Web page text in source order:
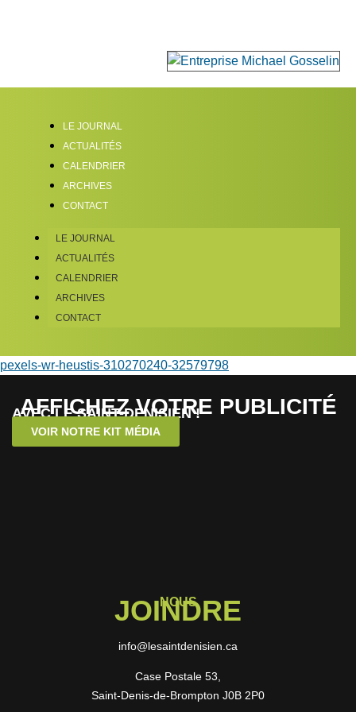
LE JOURNAL
ACTUALITÉS
CALENDRIER
ARCHIVES
CONTACT
LE JOURNAL
ACTUALITÉS
CALENDRIER
ARCHIVES
CONTACT
pexels-wr-heustis-310270240-32579798
AFFICHEZ VOTRE PUBLICITÉ
AVEC LE SAINT-DENISIEN !
VOIR NOTRE KIT MÉDIA
NOUS
JOINDRE
info@lesaintdenisien.ca
Case Postale 53,
Saint-Denis-de-Brompton J0B 2P0